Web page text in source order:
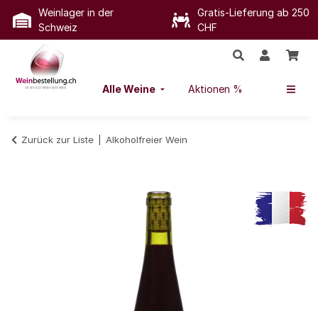
Weinlager in der
Schweiz
Gratis-Lieferung ab 250
CHF
Alle Weine Aktionen %
Zurück zur Liste Alkoholfreier Wein